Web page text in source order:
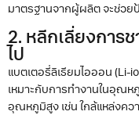
มาตรฐานจากผู้ผลิต จะช่ว
2. หลีกเลี่ยงการ
ไป
แบตเตอรี่ลิเธียมไอออน (Li-
เหมาะกับการทำงานในอุณห
อุณหภูมิสูง เช่น ใกล้แหล่งค